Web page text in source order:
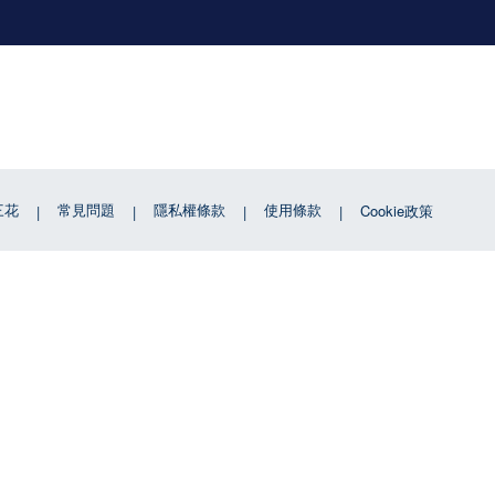
花 常見問題 隱私權條款 使用條款 Cookie政策